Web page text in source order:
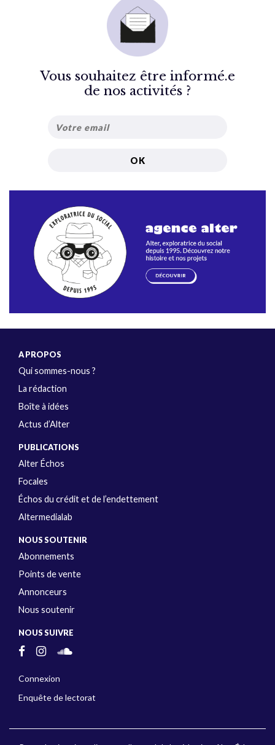
Vous souhaitez être informé.e
de nos activités ?
A PROPOS
Qui sommes-nous ?
La rédaction
Boîte à idées
Actus d’Alter
PUBLICATIONS
Alter Échos
Focales
Échos du crédit et de l’endettement
Altermedialab
NOUS SOUTENIR
Abonnements
Points de vente
Annonceurs
Nous soutenir
NOUS SUIVRE
Connexion
Enquête de lectorat